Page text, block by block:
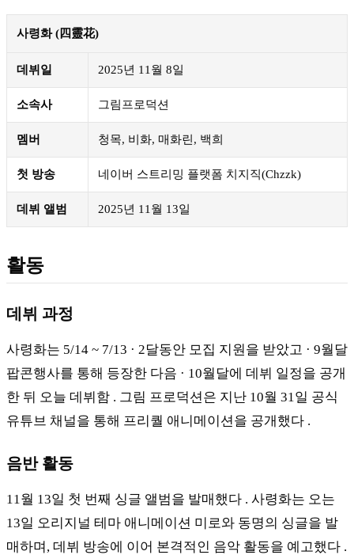
사령화 (四靈花)
데뷔일 2025년 11월 8일
소속사 그림프로덕션
멤버 청목, 비화, 매화린, 백희
첫 방송 네이버 스트리밍 플랫폼 치지직(Chzzk)
데뷔 앨범 2025년 11월 13일
활동
데뷔 과정
사령화는 5/14 ~ 7/13 · 2달동안 모집 지원을 받았고 · 9월달
팝콘행사를 통해 등장한 다음 · 10월달에 데뷔 일정을 공개
한 뒤 오늘 데뷔함 . 그림 프로덕션은 지난 10월 31일 공식
유튜브 채널을 통해 프리퀄 애니메이션을 공개했다 .
음반 활동
11월 13일 첫 번째 싱글 앨범을 발매했다 . 사령화는 오는
13일 오리지널 테마 애니메이션 미로와 동명의 싱글을 발
매하며, 데뷔 방송에 이어 본격적인 음악 활동을 예고했다 .